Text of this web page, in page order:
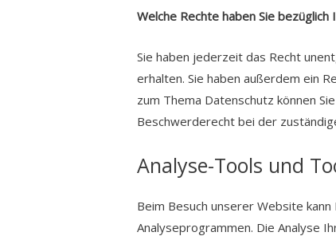
Welche Rechte haben Sie bezüglich
Sie haben jederzeit das Recht
erhalten. Sie haben außerdem ein
zum Thema Datenschutz können
Beschwerderecht bei der
Analyse-Tools und
Beim Besuch unserer Website
Analyseprogrammen. Die Analyse